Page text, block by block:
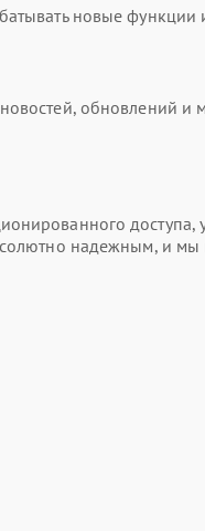
новые функции
обновлений и
доступа,
надежным, и